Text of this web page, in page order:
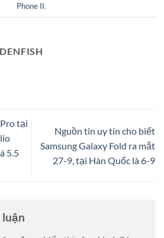
Phone II.
tại
5.5
Nguồn tin uy tín cho biết
Samsung Galaxy Fold ra mắt
27-9, tại Hàn Quốc là 6-9